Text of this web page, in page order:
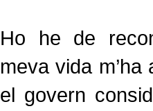
Ho he de
meva vida
el govern